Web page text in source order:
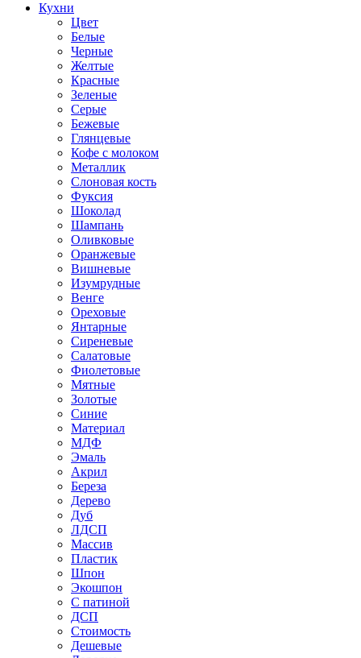
Кухни
Цвет
Белые
Черные
Желтые
Красные
Зеленые
Серые
Бежевые
Глянцевые
Кофе с молоком
Металлик
Слоновая кость
Фуксия
Шоколад
Шампань
Оливковые
Оранжевые
Вишневые
Изумрудные
Венге
Ореховые
Янтарные
Сиреневые
Салатовые
Фиолетовые
Мятные
Золотые
Синие
Материал
МДФ
Эмаль
Акрил
Береза
Дерево
Дуб
ЛДСП
Массив
Пластик
Шпон
Экошпон
С патиной
ДСП
Стоимость
Дешевые